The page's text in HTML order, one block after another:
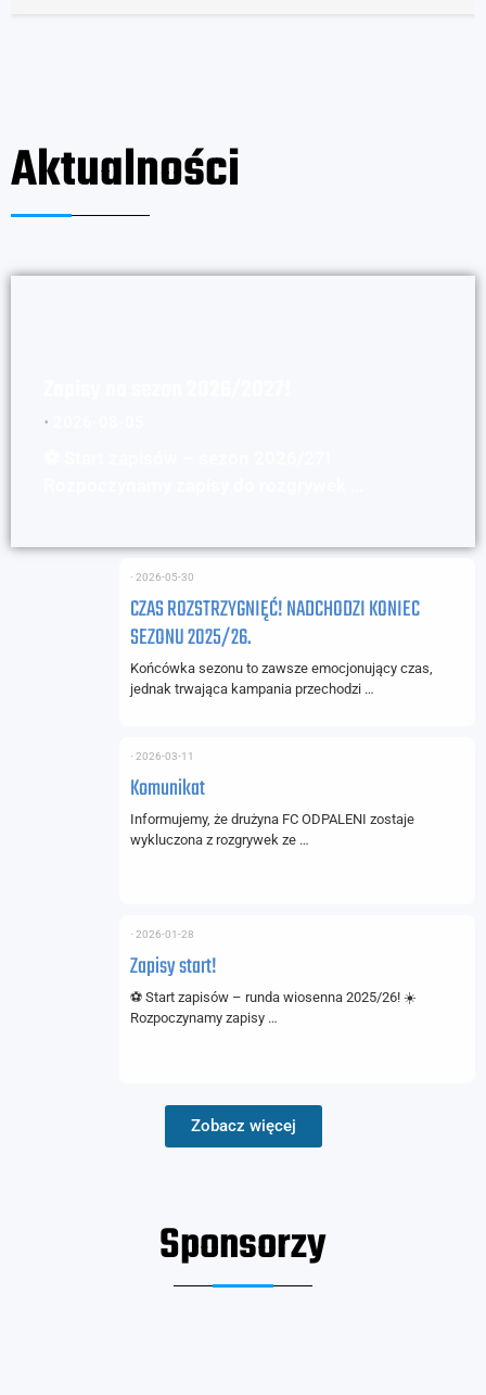
Aktualności
⋅
CZAS ROZSTRZYGNIĘĆ! NADCHODZI KONIEC
SEZONU 2025/26.
⋅ 2026-05-30
Końcówka sezonu to zawsze emocjonujący czas,
jednak trwająca kampania przechodzi …
Komunikat
⋅ 2026-03-11
Informujemy, że drużyna FC ODPALENI zostaje
wykluczona z rozgrywek ze …
Zapisy start!
⋅ 2026-01-28
⚽ Start zapisów – runda wiosenna 2025/26! ☀️
Rozpoczynamy zapisy …
Zobacz więcej
Sponsorzy